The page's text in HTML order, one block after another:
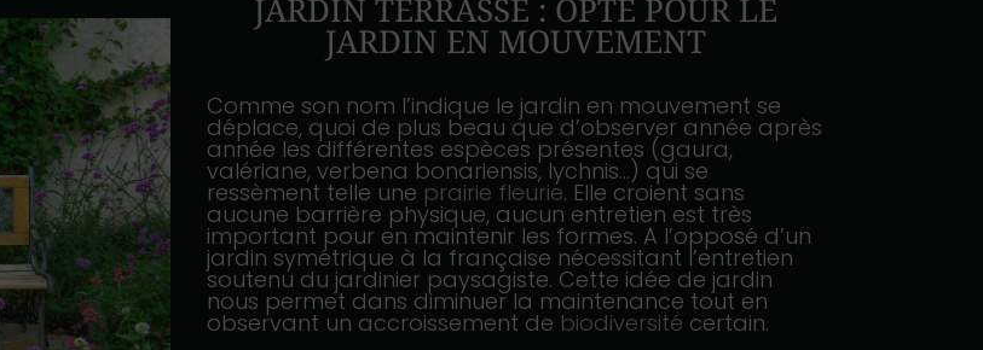
JARDIN TERRASSE : OPTÉ POUR LE
JARDIN EN MOUVEMENT
Comme son nom l’indique le jardin en mouvement se
déplace, quoi de plus beau que d’observer année après
année les différentes espèces présentes (gaura,
valériane, verbena bonariensis, lychnis…) qui se
ressèment telle une prairie fleurie. Elle croient sans
aucune barrière physique, aucun entretien est très
important pour en maintenir les formes. A l’opposé d’un
jardin symétrique à la française nécessitant l’entretien
soutenu du jardinier paysagiste. Cette idée de jardin
nous permet dans diminuer la maintenance tout en
observant un accroissement de biodiversité certain.